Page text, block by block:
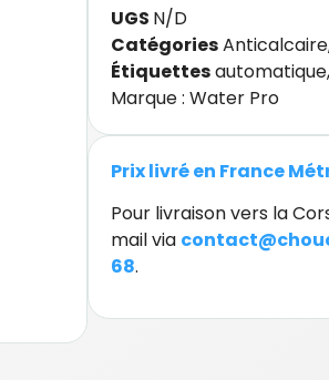
UGS N/D
CatégoriesAnticalcaire
Étiquettesautomatique
Marque : Water Pro
Prix livré en France
Pour livraison vers la
mail via
68.